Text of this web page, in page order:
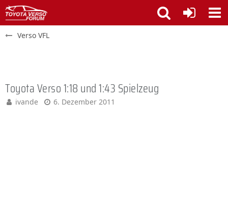
Verso VFL
Toyota Verso 1:18 und 1:43 Spielzeug
ivande 6. Dezember 2011